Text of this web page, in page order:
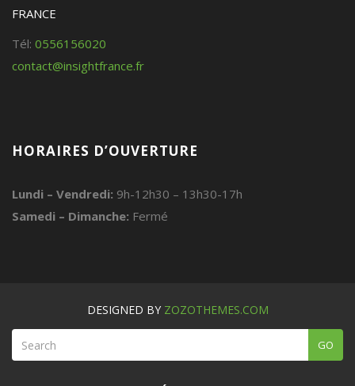
FRANCE
Tél: 0556156020
contact@insightfrance.fr
HORAIRES D’OUVERTURE
Lundi – Vendredi: 9h-12h30 – 13h30-17h
Samedi – Dimanche: Fermé
DESIGNED BY ZOZOTHEMES.COM
GO